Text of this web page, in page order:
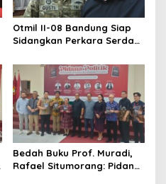
Otmil II-08 Bandung Siap
Sidangkan Perkara Serda
Korem Sunan Gunung Jati
Cirebon
Bedah Buku Prof. Muradi,
Rafael Situmorang: Pidana